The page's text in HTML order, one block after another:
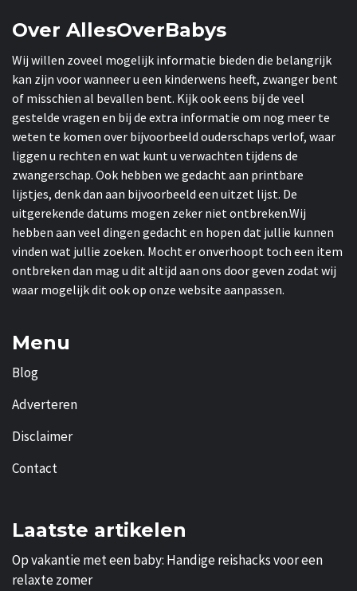
Over AllesOverBabys
Wij willen zoveel mogelijk informatie bieden die belangrijk
kan zijn voor wanneer u een kinderwens heeft, zwanger bent
of misschien al bevallen bent. Kijk ook eens bij de veel
gestelde vragen en bij de extra informatie om nog meer te
weten te komen over bijvoorbeeld ouderschaps verlof, waar
liggen u rechten en wat kunt u verwachten tijdens de
zwangerschap. Ook hebben we gedacht aan printbare
lijstjes, denk dan aan bijvoorbeeld een uitzet lijst. De
uitgerekende datums mogen zeker niet ontbreken.Wij
hebben aan veel dingen gedacht en hopen dat jullie kunnen
vinden wat jullie zoeken. Mocht er onverhoopt toch een item
ontbreken dan mag u dit altijd aan ons door geven zodat wij
waar mogelijk dit ook op onze website aanpassen.
Menu
Blog
Adverteren
Disclaimer
Contact
Laatste artikelen
Op vakantie met een baby: Handige reishacks voor een
relaxte zomer